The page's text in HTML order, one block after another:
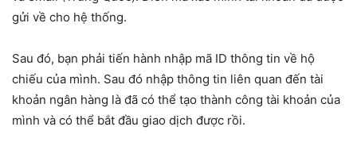
gửi về cho hệ thống.
Sau đó, bạn phải tiến hành nhập mã ID thông tin về hộ
chiếu của mình. Sau đó nhập thông tin liên quan đến tài
khoản ngân hàng là đã có thể tạo thành công tài khoản của
mình và có thể bắt đầu giao dịch được rồi.